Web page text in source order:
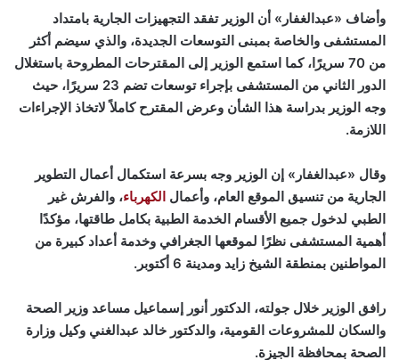
وأضاف «عبدالغفار» أن الوزير تفقد التجهيزات الجارية بامتداد
المستشفى والخاصة بمبنى التوسعات الجديدة، والذي سيضم أكثر
من 70 سريرًا، كما استمع الوزير إلى المقترحات المطروحة باستغلال
الدور الثاني من المستشفى بإجراء توسعات تضم 23 سريرًا، حيث
وجه الوزير بدراسة هذا الشأن وعرض المقترح كاملاً لاتخاذ الإجراءات
اللازمة.
وقال «عبدالغفار» إن الوزير وجه بسرعة استكمال أعمال التطوير
الجارية من تنسيق الموقع العام، وأعمال الكهرباء، والفرش غير
الطبي لدخول جميع الأقسام الخدمة الطبية بكامل طاقتها، مؤكدًا
أهمية المستشفى نظرًا لموقعها الجغرافي وخدمة أعداد كبيرة من
المواطنين بمنطقة الشيخ زايد ومدينة 6 أكتوبر.
رافق الوزير خلال جولته، الدكتور أنور إسماعيل مساعد وزير الصحة
والسكان للمشروعات القومية، والدكتور خالد عبدالغني وكيل وزارة
الصحة بمحافظة الجيزة.